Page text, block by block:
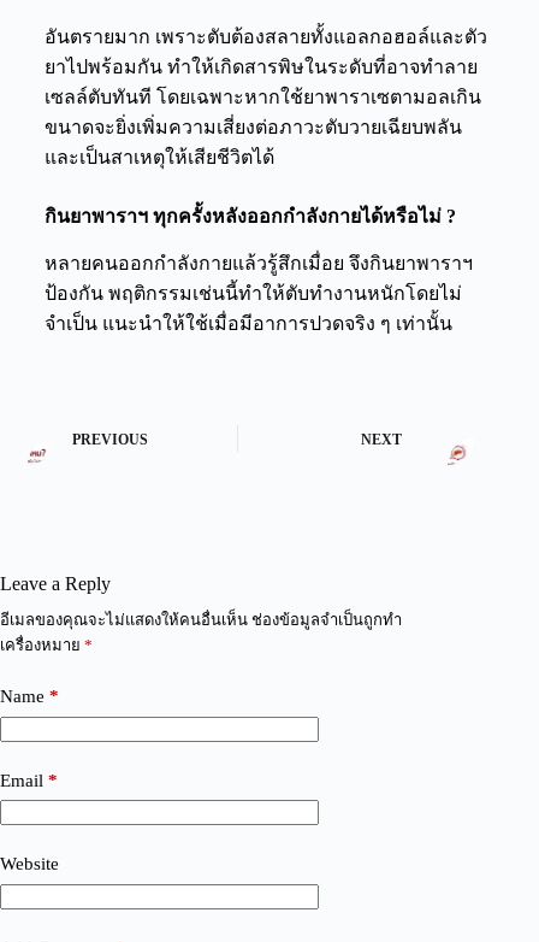
อันตรายมาก เพราะตับต้องสลายทั้งแอลกอฮอล์และตัว
ยาไปพร้อมกัน ทำให้เกิดสารพิษในระดับที่อาจทำลาย
เซลล์ตับทันที โดยเฉพาะหากใช้ยาพาราเซตามอลเกิน
ขนาดจะยิ่งเพิ่มความเสี่ยงต่อภาวะตับวายเฉียบพลัน
และเป็นสาเหตุให้เสียชีวิตได้
กินยาพาราฯ ทุกครั้งหลังออกกำลังกายได้หรือไม่ ?
หลายคนออกกำลังกายแล้วรู้สึกเมื่อย จึงกินยาพาราฯ
ป้องกัน พฤติกรรมเช่นนี้ทำให้ตับทำงานหนักโดยไม่
จำเป็น แนะนำให้ใช้เมื่อมีอาการปวดจริง ๆ เท่านั้น
PREVIOUS NEXT
Leave a Reply
อีเมลของคุณจะไม่แสดงให้คนอื่นเห็น ช่องข้อมูลจำเป็นถูกทำ
เครื่องหมาย *
Name *
Email *
Website
A
l
r
a
t
i
: